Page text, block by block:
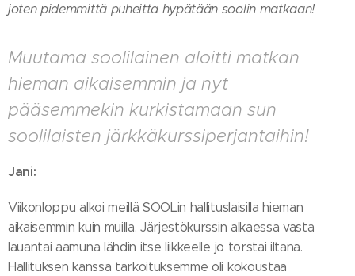
joten pidemmittä puheitta hypätään soolin matkaan!
Muutama soolilainen aloitti matkan
hieman aikaisemmin ja nyt
pääsemmekin kurkistamaan sun
soolilaisten järkkäkurssiperjantaihin!
Jani:
Viikonloppu alkoi meillä SOOLin hallituslaisilla hieman
aikaisemmin kuin muilla. Järjestökurssin alkaessa vasta
lauantai aamuna lähdin itse liikkeelle jo torstai iltana.
Hallituksen kanssa tarkoituksemme oli kokoustaa